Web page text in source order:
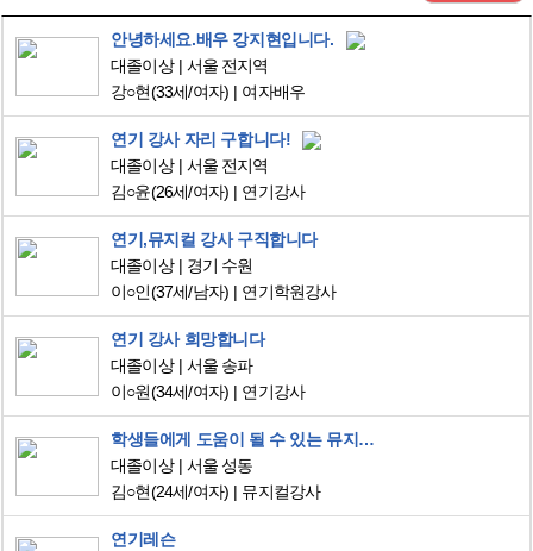
안녕하세요.배우 강지현입니다.
대졸이상
서울 전지역
강○현(33세/여자) 여자배우
연기 강사 자리 구합니다!
대졸이상
서울 전지역
김○윤(26세/여자) 연기강사
연기,뮤지컬 강사 구직합니다
대졸이상
경기 수원
이○인(37세/남자) 연기학원강사
연기 강사 희망합니다
대졸이상
서울 송파
이○원(34세/여자) 연기강사
학생들에게 도움이 될 수 있는 뮤지컬 강사에 도전하고 싶습니다
대졸이상
서울 성동
김○현(24세/여자) 뮤지컬강사
연기레슨